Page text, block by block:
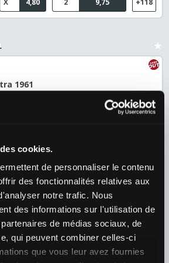
cookies.
de personnaliser le contenu
des fonctionnalités relatives aux
notre trafic. Nous
des informations sur l'utilisation de
de médias sociaux, de
qui peuvent combiner celles-ci
que vous leur avez fournies
1961
6,30 +126
Agustin Tirante (ARG)
2,82
2 +39